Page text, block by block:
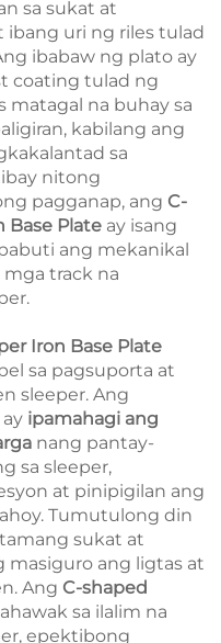
sa sukat at
ibang uri ng riles tulad
ibabaw ng plato ay
coating tulad ng
matagal na buhay sa
kabilang ang
sa
nitong
pagganap, ang C-
Base Plate ay isang
ang mekanikal
track na
Iron Base Plate
sa pagsuporta at
sleeper. Ang
ipamahagi ang
nang pantay-
sa sleeper,
at pinipigilan ang
Tumutulong din
sukat at
masiguro ang ligtas at
Ang C-shaped
sa ilalim na
epektibong